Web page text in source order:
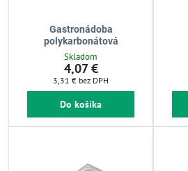
Gastronádoba
polykarbonátová
Skladom
4,07 €
3,31 € bez DPH
Do košíka